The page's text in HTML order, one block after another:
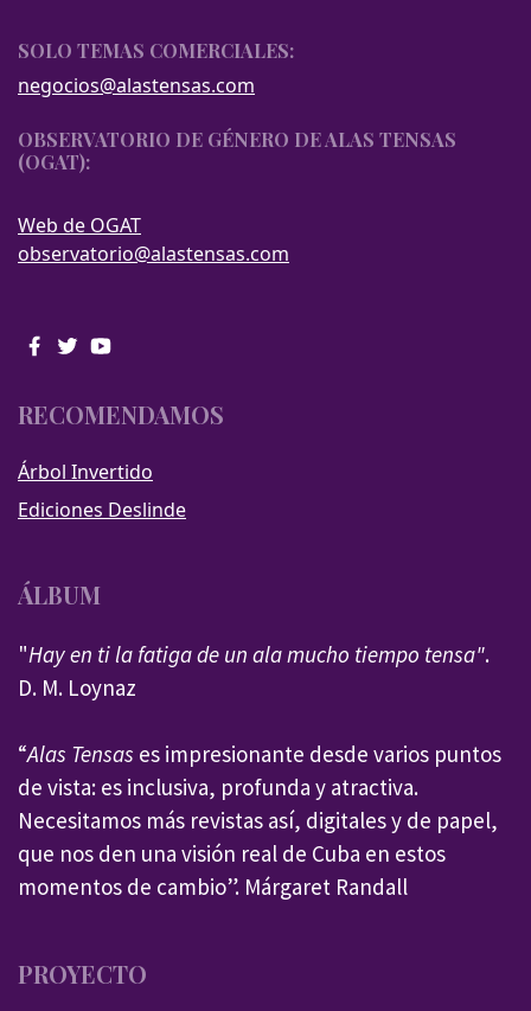
SOLO TEMAS COMERCIALES:
negocios@alastensas.com
OBSERVATORIO DE GÉNERO DE ALAS TENSAS
(OGAT):
Web de OGAT
observatorio@alastensas.com
RECOMENDAMOS
Árbol Invertido
Ediciones Deslinde
ÁLBUM
"Hay en ti la fatiga de un ala mucho tiempo tensa".
D. M. Loynaz
“Alas Tensas es impresionante desde varios puntos
de vista: es inclusiva, profunda y atractiva.
Necesitamos más revistas así, digitales y de papel,
que nos den una visión real de Cuba en estos
momentos de cambio”. Márgaret Randall
PROYECTO